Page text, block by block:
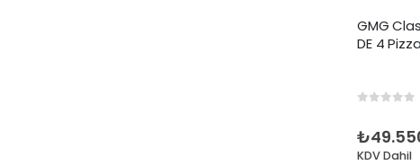
GMG
DE 4 Pizza
₺
KDV Dahil